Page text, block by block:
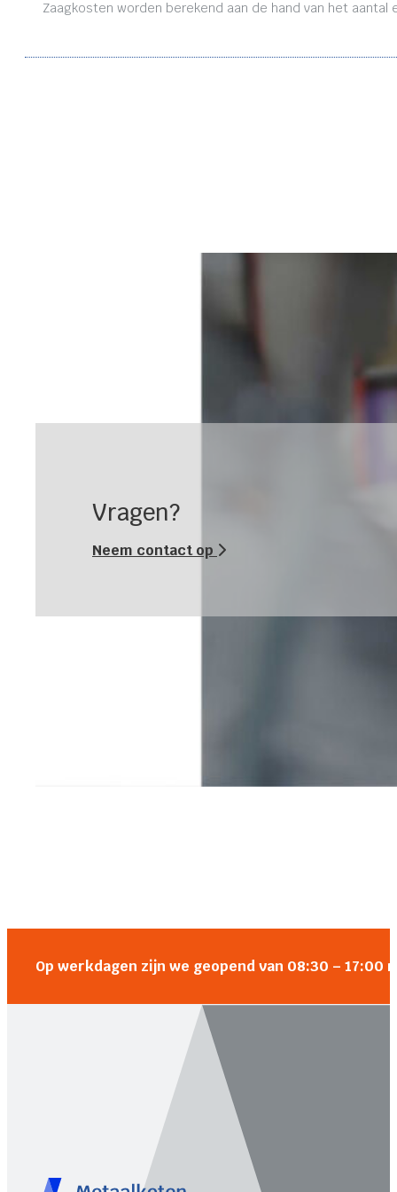
Zaagkosten worden berekend aan de hand van het
Vragen?
Neem contact op
Op werkdagen zijn we geopend van 08:30 –